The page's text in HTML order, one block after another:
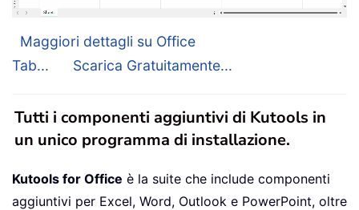
Maggiori dettagli su Office
Tab...
Scarica Gratuitamente...
Tutti i componenti aggiuntivi di Kutools in
un unico programma di installazione.
Kutools for Office è la suite che include componenti
aggiuntivi per Excel, Word, Outlook e PowerPoint, oltre